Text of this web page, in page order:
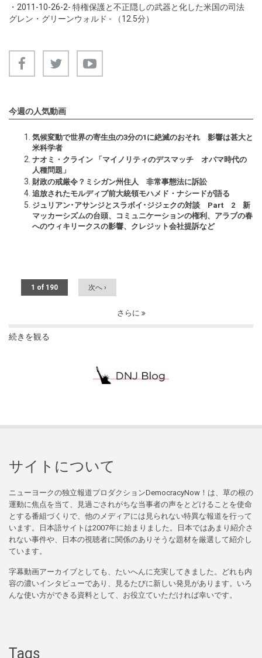
・ 2011-10-26-2- 特権保護と不正隠しの武器と化した米国の司法
グレン・グリーンウォルド - （12.5分）
今週の人気動画
気候変動で世界の寄生虫の3分の1に絶滅のおそれ 影響は甚大と
米科学者
ナオミ・クライン 「マイノリティのデスマッチ オバマ時代の
人種問題」
財政の戒厳令？ミシガン州住人 非常事態法に訴訟
追放されたモルディブ前大統領モハメド・ナシードが語る
ジュリアン･アサンジとスラボイ･ジジェクの対談 Part 2 新
マッカーシズムの台頭、コミュニケーションの権利、アラブの春
へのウィキリークスの影響、クレジット会社提訴など
1 of 190 次へ ›
さらに
続きを観る
サイトについて
ニューヨークの独立報道プロダクションDemocracyNow！は、草の根の
運動に焦点を当て、見過ごされがちな当事者の声をとどけることを使命
とする番組づくりで、他のメディアには見られない特異な報道を行って
います。日本語サイトは2007年に始まりました。日本ではあまり紹介さ
れない事件や、日本の視聴者に関係のありそうな題材を厳選して紹介し
ています。
字幕動画アーカイブとしても、たいへんに充実してきました。どれも内
容の濃いインタビューであり、見るたびに新しい発見があります。いろ
んな使い方ができる資料として、お役立ていただければ幸いです。
Tags